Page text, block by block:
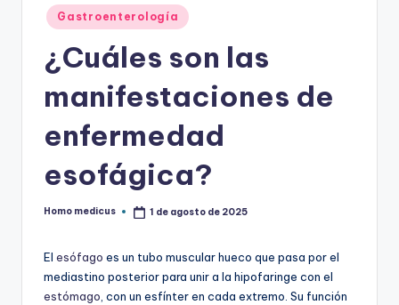
Publicado
en
Gastroenterología
¿Cuáles son las
manifestaciones de
enfermedad
esofágica?
Publicado
Homo medicus 1 de agosto de 2025
El esófago es un tubo muscular hueco que pasa por el
mediastino posterior para unir a la hipofaringe con el
estómago , con un esfínter en cada extremo. Su función